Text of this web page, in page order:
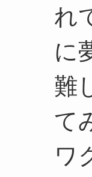
れ
に
難
て
ワ